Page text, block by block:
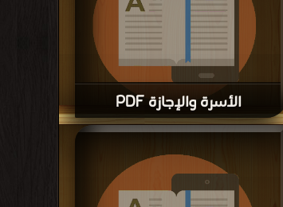
الأسرة والإجازة PDF
قراءة و تحميل كتاب الأسرة والإجازة PDF مجانا